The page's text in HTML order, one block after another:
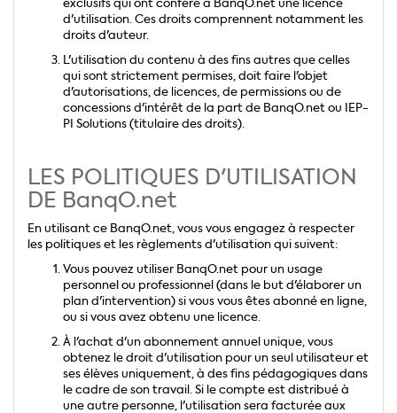
exclusifs qui ont conféré à BanqO.net une licence
d'utilisation. Ces droits comprennent notamment les
droits d'auteur.
L'utilisation du contenu à des fins autres que celles
qui sont strictement permises, doit faire l'objet
d'autorisations, de licences, de permissions ou de
concessions d'intérêt de la part de BanqO.net ou IEP-
PI Solutions (titulaire des droits).
LES POLITIQUES D'UTILISATION
DE BanqO.net
En utilisant ce BanqO.net, vous vous engagez à respecter
les politiques et les règlements d'utilisation qui suivent:
Vous pouvez utiliser BanqO.net pour un usage
personnel ou professionnel (dans le but d'élaborer un
plan d'intervention) si vous vous êtes abonné en ligne,
ou si vous avez obtenu une licence.
À l'achat d'un abonnement annuel unique, vous
obtenez le droit d'utilisation pour un seul utilisateur et
ses élèves uniquement, à des fins pédagogiques dans
le cadre de son travail. Si le compte est distribué à
une autre personne, l'utilisation sera facturée aux